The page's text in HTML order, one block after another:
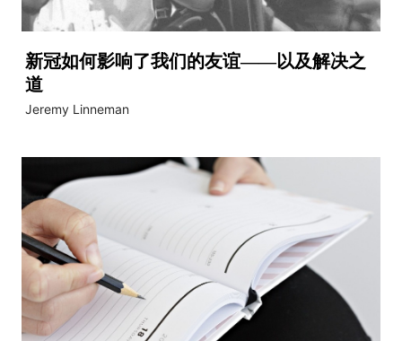
新冠如何影响了我们的友谊——以及解决之
道
Jeremy Linneman